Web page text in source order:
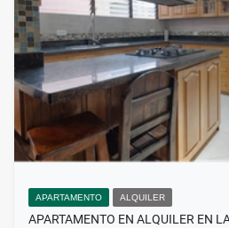
APARTAMENTO ALQUILER
APARTAMENTO EN ALQUILER EN